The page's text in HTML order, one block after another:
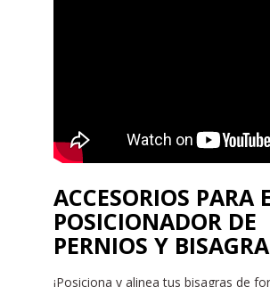
ACCESORIOS PARA
POSICIONADOR DE
PERNIOS Y
¡Posiciona y alinea tus bisagras de